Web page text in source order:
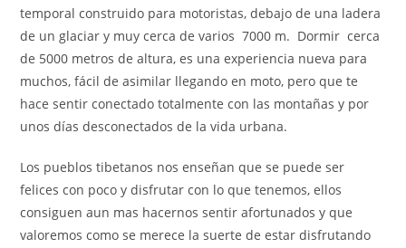
temporal construido para motoristas, debajo de una ladera
de un glaciar y muy cerca de varios 7000 m. Dormir cerca
de 5000 metros de altura, es una experiencia nueva para
muchos, fácil de asimilar llegando en moto, pero que te
hace sentir conectado totalmente con las montañas y por
unos días desconectados de la vida urbana.
Los pueblos tibetanos nos enseñan que se puede ser
felices con poco y disfrutar con lo que tenemos, ellos
consiguen aun mas hacernos sentir afortunados y que
valoremos como se merece la suerte de estar disfrutando